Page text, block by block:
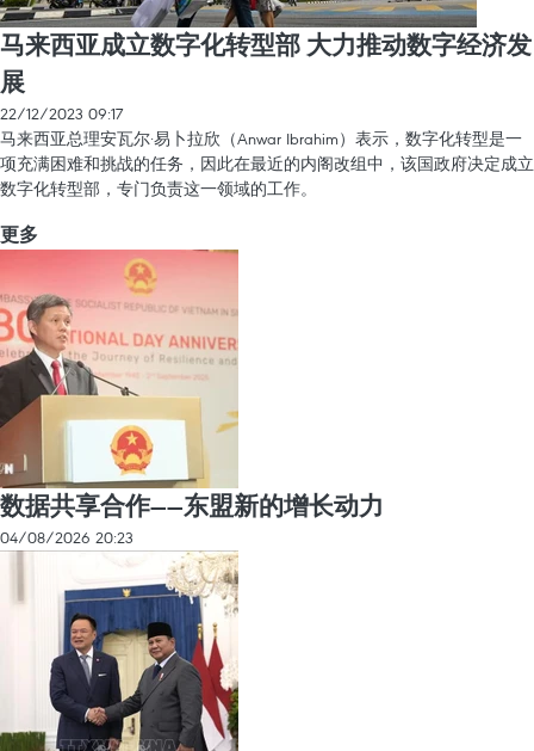
马来西亚成立数字化转型部 大力推动数字经济发
展
22/12/2023 09:17
马来西亚总理安瓦尔·易卜拉欣（Anwar Ibrahim）表示，数字化转型是一
项充满困难和挑战的任务，因此在最近的内阁改组中，该国政府决定成立
数字化转型部，专门负责这一领域的工作。
更多
数据共享合作——东盟新的增长动力
04/08/2026 20:23